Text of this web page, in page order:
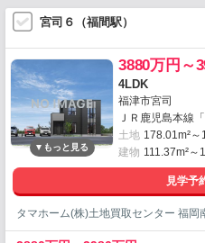
宮司６（福間駅）
3880万円～
4LDK
福津市宮司
ＪＲ鹿児島本線
土地 178.01m²～
建物 111.37m²～
見学予
タマホーム(株)土地買取センター 福岡